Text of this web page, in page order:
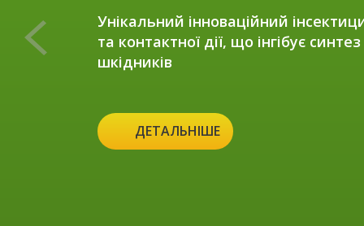
Унікальний інноваційний
та контактної дії, що інгібує
шкідників
ДЕТАЛЬНІШЕ